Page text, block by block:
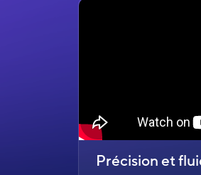
Précision et